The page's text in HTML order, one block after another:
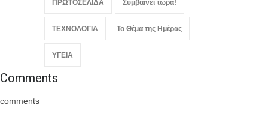
ΠΡΩΤΟΣΕΛΙΔΑ Συμβαίνει τώρα!
ΤΕΧΝΟΛΟΓΙΑ Το Θέμα της Ημέρας
ΥΓΕΙΑ
Comments
comments